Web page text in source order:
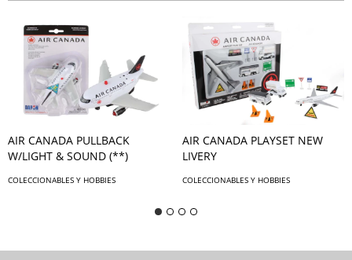
AIR CANADA PULLBACK
W/LIGHT & SOUND (**)
COLECCIONABLES Y HOBBIES
AIR CANADA PLAYSET NEW
LIVERY
COLECCIONABLES Y HOBBIES